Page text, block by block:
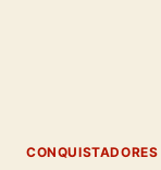
CONQUISTADORES